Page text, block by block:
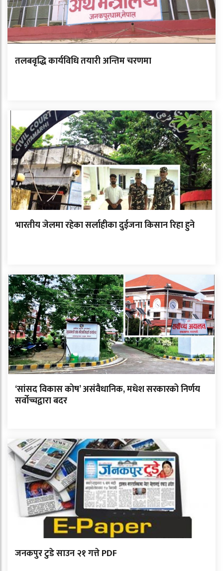
तलबवृद्धि कार्यविधि तयारी अन्तिम चरणमा
भारतीय जेलमा रहेका सर्लाहीका दुईजना किसान रिहा हुने
‘सांसद विकास कोष’ असंवैधानिक, मधेश सरकारको निर्णय
सर्वोच्चद्वारा बदर
जनकपुर टुडे साउन २१ गत्ते PDF